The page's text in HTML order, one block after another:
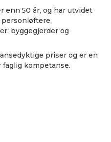
enn 50 år, og har utvidet
byggegjerder og
priser og er en
kompetanse.